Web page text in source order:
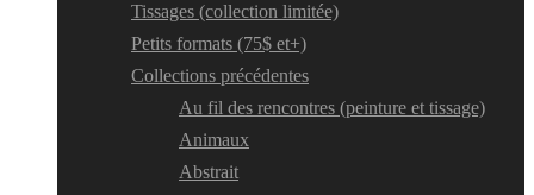
Tissages (collection limitée)
Petits formats (75$ et+)
Collections précédentes
Au fil des rencontres (peinture et tissage)
Animaux
Abstrait